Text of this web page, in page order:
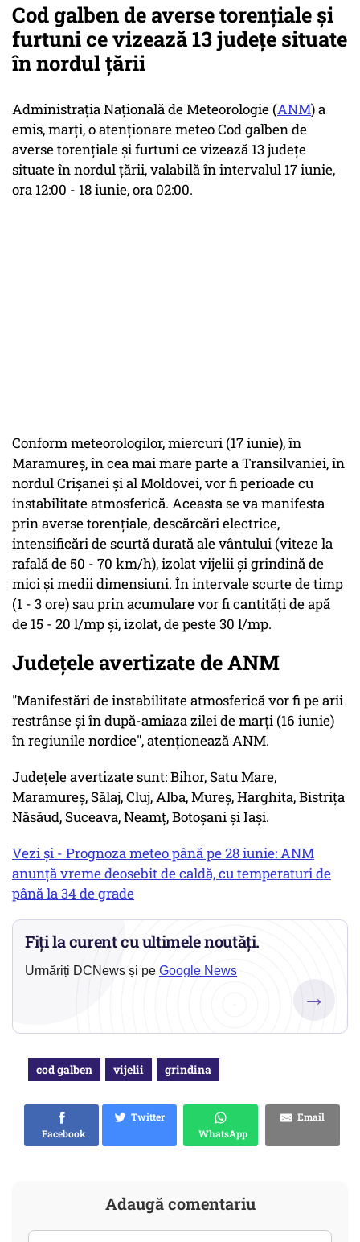
Cod galben de averse torenţiale şi
furtuni ce vizează 13 judeţe situate
în nordul ţării
Administraţia Naţională de Meteorologie (ANM) a
emis, marţi, o atenţionare meteo Cod galben de
averse torenţiale şi furtuni ce vizează 13 judeţe
situate în nordul ţării, valabilă în intervalul 17 iunie,
ora 12:00 - 18 iunie, ora 02:00.
Conform meteorologilor, miercuri (17 iunie), în
Maramureş, în cea mai mare parte a Transilvaniei, în
nordul Crişanei şi al Moldovei, vor fi perioade cu
instabilitate atmosferică. Aceasta se va manifesta
prin averse torenţiale, descărcări electrice,
intensificări de scurtă durată ale vântului (viteze la
rafală de 50 - 70 km/h), izolat vijelii şi grindină de
mici şi medii dimensiuni. În intervale scurte de timp
(1 - 3 ore) sau prin acumulare vor fi cantităţi de apă
de 15 - 20 l/mp şi, izolat, de peste 30 l/mp.
Județele avertizate de ANM
"Manifestări de instabilitate atmosferică vor fi pe arii
restrânse şi în după-amiaza zilei de marţi (16 iunie)
în regiunile nordice", atenţionează ANM.
Judeţele avertizate sunt: Bihor, Satu Mare,
Maramureş, Sălaj, Cluj, Alba, Mureş, Harghita, Bistriţa
Năsăud, Suceava, Neamţ, Botoşani şi Iaşi.
Vezi și - Prognoza meteo până pe 28 iunie: ANM
anunță vreme deosebit de caldă, cu temperaturi de
până la 34 de grade
Fiți la curent cu ultimele noutăți.
Urmăriți DCNews și pe Google News
→
cod galben vijelii grindina
Facebook
Twitter
WhatsApp
Email
Adaugă comentariu